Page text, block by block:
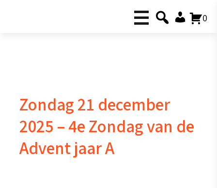
0
Zondag 21 december
2025 – 4e Zondag van de
Advent jaar A